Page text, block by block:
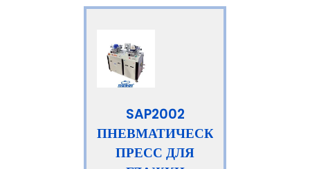
SAP2002
ПНЕВМАТИЧЕСКИЙ
ПРЕСС ДЛЯ